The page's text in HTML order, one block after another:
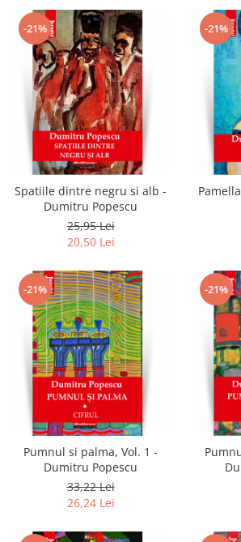
-21%
Spatiile dintre negru si alb -
Dumitru Popescu
25,95 Lei
20,50 Lei
-21%
-21%
Pumnul si palma, Vol. 1 -
Dumitru Popescu
33,22 Lei
26,24 Lei
-21%